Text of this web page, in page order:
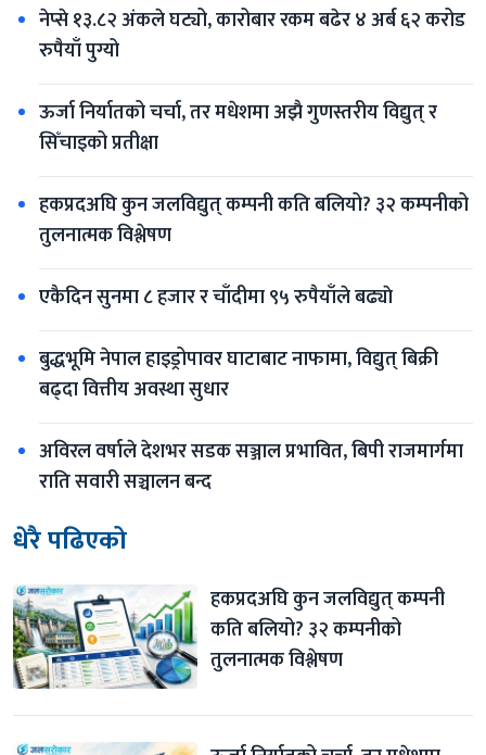
नेप्से १३.८२ अंकले घट्यो, कारोबार रकम बढेर ४ अर्ब ६२ करोड
रुपैयाँ पुग्यो
ऊर्जा निर्यातको चर्चा, तर मधेशमा अझै गुणस्तरीय विद्युत् र
सिँचाइको प्रतीक्षा
हकप्रदअघि कुन जलविद्युत् कम्पनी कति बलियो? ३२ कम्पनीको
तुलनात्मक विश्लेषण
एकैदिन सुनमा ८ हजार र चाँदीमा ९५ रुपैयाँले बढ्याे
बुद्धभूमि नेपाल हाइड्रोपावर घाटाबाट नाफामा, विद्युत् बिक्री
बढ्दा वित्तीय अवस्था सुधार
अविरल वर्षाले देशभर सडक सञ्जाल प्रभावित, बिपी राजमार्गमा
राति सवारी सञ्चालन बन्द
धेरै पढिएको
हकप्रदअघि कुन जलविद्युत् कम्पनी
कति बलियो? ३२ कम्पनीको
तुलनात्मक विश्लेषण